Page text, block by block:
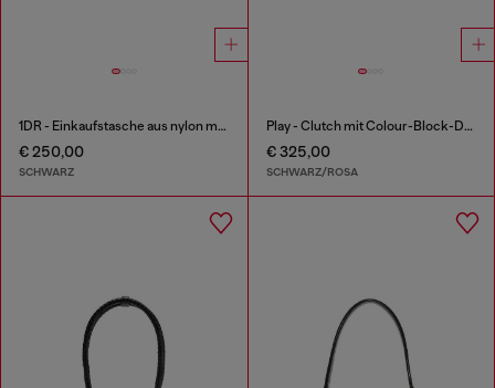
1DR - Einkaufstasche aus nylon mit lederklappe
€ 250,00
SCHWARZ
Play - Clutch mit Colour-Block-Design
€ 325,00
SCHWARZ/ROSA